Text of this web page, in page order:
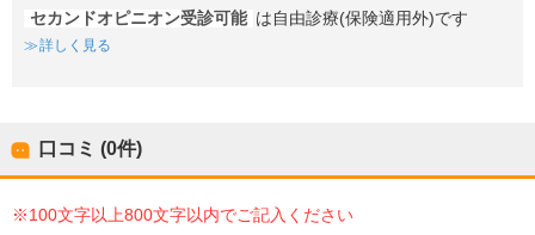
セカンドオピニオン受診可能 は自由診療(保険適用外)です
詳しく見る
口コミ (0件)
※100文字以上800文字以内でご記入ください